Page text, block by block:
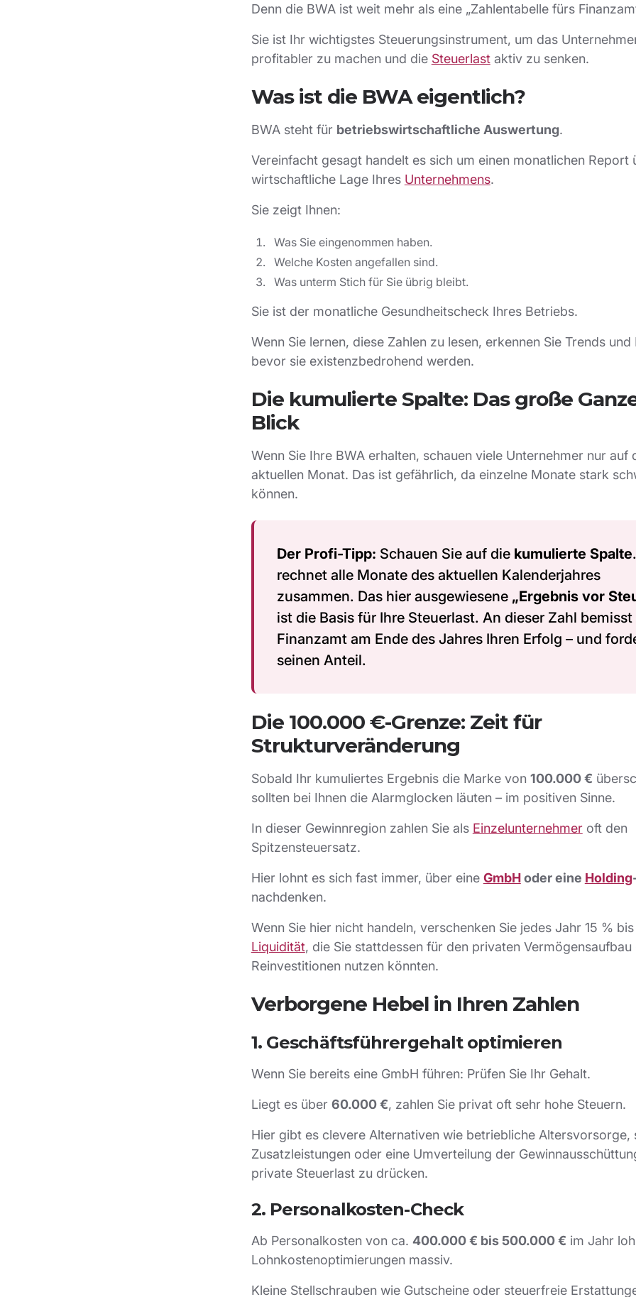
Denn die BWA ist weit mehr als eine „Zahlentabelle fürs
Sie ist Ihr wichtigstes Steuerungsinstrument, um das
profitabler zu machen und die Steuerlastaktiv zu senken.
Was ist die BWA eigentlich?
BWA steht für betriebswirtschaftliche Auswertung.
Vereinfacht gesagt handelt es sich um einen monatlichen Report
wirtschaftliche Lage Ihres Unternehmens.
Sie zeigt Ihnen:
Was Sie eingenommen haben.
Welche Kosten angefallen sind.
Was unterm Stich für Sie übrig bleibt.
Sie ist der monatliche Gesundheitscheck Ihres Betriebs.
Wenn Sie lernen, diese Zahlen zu lesen, erkennen Sie Trends und
bevor sie existenzbedrohend werden.
Die kumulierte Spalte: Das große
Blick
Wenn Sie Ihre BWA erhalten, schauen viele Unternehmer nur auf
aktuellen Monat. Das ist gefährlich, da einzelne Monate stark
können.
Der Profi-Tipp: Schauen Sie auf die kumulierte Spalte
rechnet alle Monate des aktuellen Kalenderjahres
zusammen. Das hier ausgewiesene „Ergebnis vor
ist die Basis für Ihre Steuerlast. An dieser Zahl bemisst
Finanzamt am Ende des Jahres Ihren Erfolg – und
seinen Anteil.
Die 100.000 €-Grenze: Zeit für
Strukturveränderung
Sobald Ihr kumuliertes Ergebnis die Marke von 100.000 €
sollten bei Ihnen die Alarmglocken läuten – im positiven Sinne.
In dieser Gewinnregion zahlen Sie als Einzelunternehmeroft den
Spitzensteuersatz.
Hier lohnt es sich fast immer, über eine GmbHoder eine Holding
nachdenken.
Wenn Sie hier nicht handeln, verschenken Sie jedes Jahr 15 %
Liquidität, die Sie stattdessen für den privaten Vermögensaufbau
Reinvestitionen nutzen könnten.
Verborgene Hebel in Ihren Zahlen
1. Geschäftsführergehalt optimieren
Wenn Sie bereits eine GmbH führen: Prüfen Sie Ihr Gehalt.
Liegt es über 60.000 €, zahlen Sie privat oft sehr hohe Steuern.
Hier gibt es clevere Alternativen wie betriebliche Altersvorsorge,
Zusatzleistungen oder eine Umverteilung der
private Steuerlast zu drücken.
2. Personalkosten-Check
Ab Personalkosten von ca. 400.000 € bis 500.000 € im Jahr
Lohnkostenoptimierungen massiv.
Kleine Stellschrauben wie Gutscheine oder steuerfreie